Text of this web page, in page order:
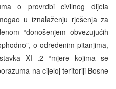
o provrdbi civilnog dijela
u iznalaženju rješenja za
“donošenjem obvezujućih
o određenim pitanjima,
XI .2 “mjere kojima se
na cijeloj teritoriji Bosne